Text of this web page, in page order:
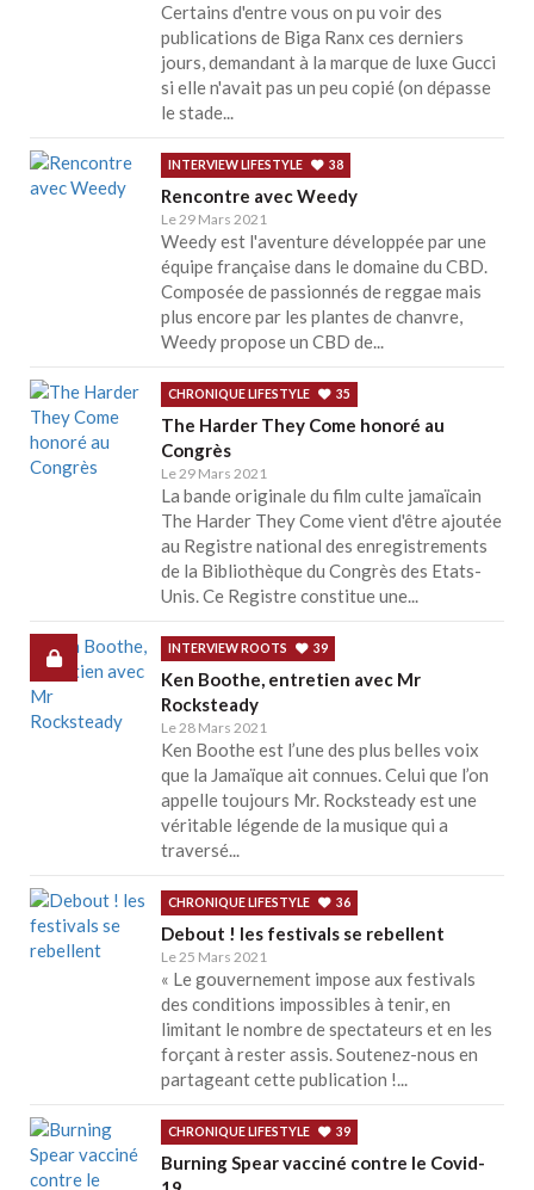
Certains d'entre vous on pu voir des
publications de Biga Ranx ces derniers
jours, demandant à la marque de luxe Gucci
si elle n'avait pas un peu copié (on dépasse
le stade...
INTERVIEW LIFESTYLE 38
Rencontre avec Weedy
Le 29 Mars 2021
Weedy est l'aventure développée par une
équipe française dans le domaine du CBD.
Composée de passionnés de reggae mais
plus encore par les plantes de chanvre,
Weedy propose un CBD de...
CHRONIQUE LIFESTYLE 35
The Harder They Come honoré au
Congrès
Le 29 Mars 2021
La bande originale du film culte jamaïcain
The Harder They Come vient d'être ajoutée
au Registre national des enregistrements
de la Bibliothèque du Congrès des Etats-
Unis. Ce Registre constitue une...
INTERVIEW ROOTS 39
Ken Boothe, entretien avec Mr
Rocksteady
Le 28 Mars 2021
Ken Boothe est l’une des plus belles voix
que la Jamaïque ait connues. Celui que l’on
appelle toujours Mr. Rocksteady est une
véritable légende de la musique qui a
traversé...
CHRONIQUE LIFESTYLE 36
Debout ! les festivals se rebellent
Le 25 Mars 2021
« Le gouvernement impose aux festivals
des conditions impossibles à tenir, en
limitant le nombre de spectateurs et en les
forçant à rester assis. Soutenez-nous en
partageant cette publication !...
CHRONIQUE LIFESTYLE 39
Burning Spear vacciné contre le Covid-